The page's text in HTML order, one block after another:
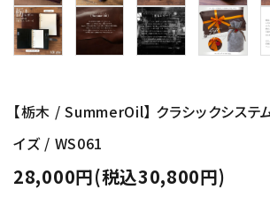
【栃木 / SummerOil】 クラシックシステ
イズ / WS061
28,000円(税込30,800円)